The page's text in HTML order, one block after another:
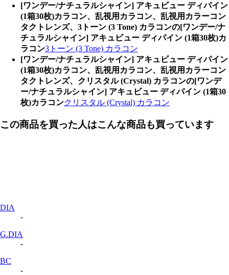
[ワンデー/ナチュラルシャイン] アキュビュー ディパイン
(1箱30枚)カラコン、乱視用カラコン、乱視用カラーコン
タクトレンズ、3トーン (3 Tone) カラコンの[ワンデー/ナ
チュラルシャイン] アキュビュー ディパイン (1箱30枚)カ
ラコン3トーン (3 Tone) カラコン
[ワンデー/ナチュラルシャイン] アキュビュー ディパイン
(1箱30枚)カラコン、乱視用カラコン、乱視用カラーコン
タクトレンズ、クリスタル (Crystal) カラコンの[ワンデ
ー/ナチュラルシャイン] アキュビュー ディパイン (1箱30
枚)カラコンクリスタル (Crystal) カラコン
この商品を買った人はこんな商品も買っています
DIA
-
G.DIA
-
BC
-